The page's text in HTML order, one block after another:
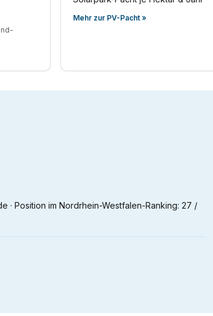
Mehr zur PV-Pacht »
· Position im Nordrhein-Westfalen-Ranking: 27 /